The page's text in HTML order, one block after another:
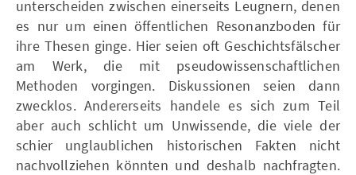
unterscheiden zwischen einerseits Leugnern, denen
es nur um einen öffentlichen Resonanzboden für
ihre Thesen ginge. Hier seien oft Geschichtsfälscher
am Werk, die mit pseudowissenschaftlichen
Methoden vorgingen. Diskussionen seien dann
zwecklos. Andererseits handele es sich zum Teil
aber auch schlicht um Unwissende, die viele der
schier unglaublichen historischen Fakten nicht
nachvollziehen könnten und deshalb nachfragten.